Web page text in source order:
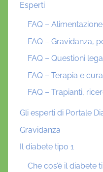
Esperti
FAQ – Alimentazione
FAQ – Gravidanza,
FAQ – Questioni
FAQ – Terapia e cura
FAQ – Trapianti,
Gli esperti di Portale
Gravidanza
Il diabete tipo 1
Che cos’è il diabete